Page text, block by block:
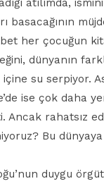
atılımda,
basacağının
her çocuğun
dünyanın
içine su serpiyor.
ise çok daha
Ancak rahatsız
Bu dünyaya
duygu